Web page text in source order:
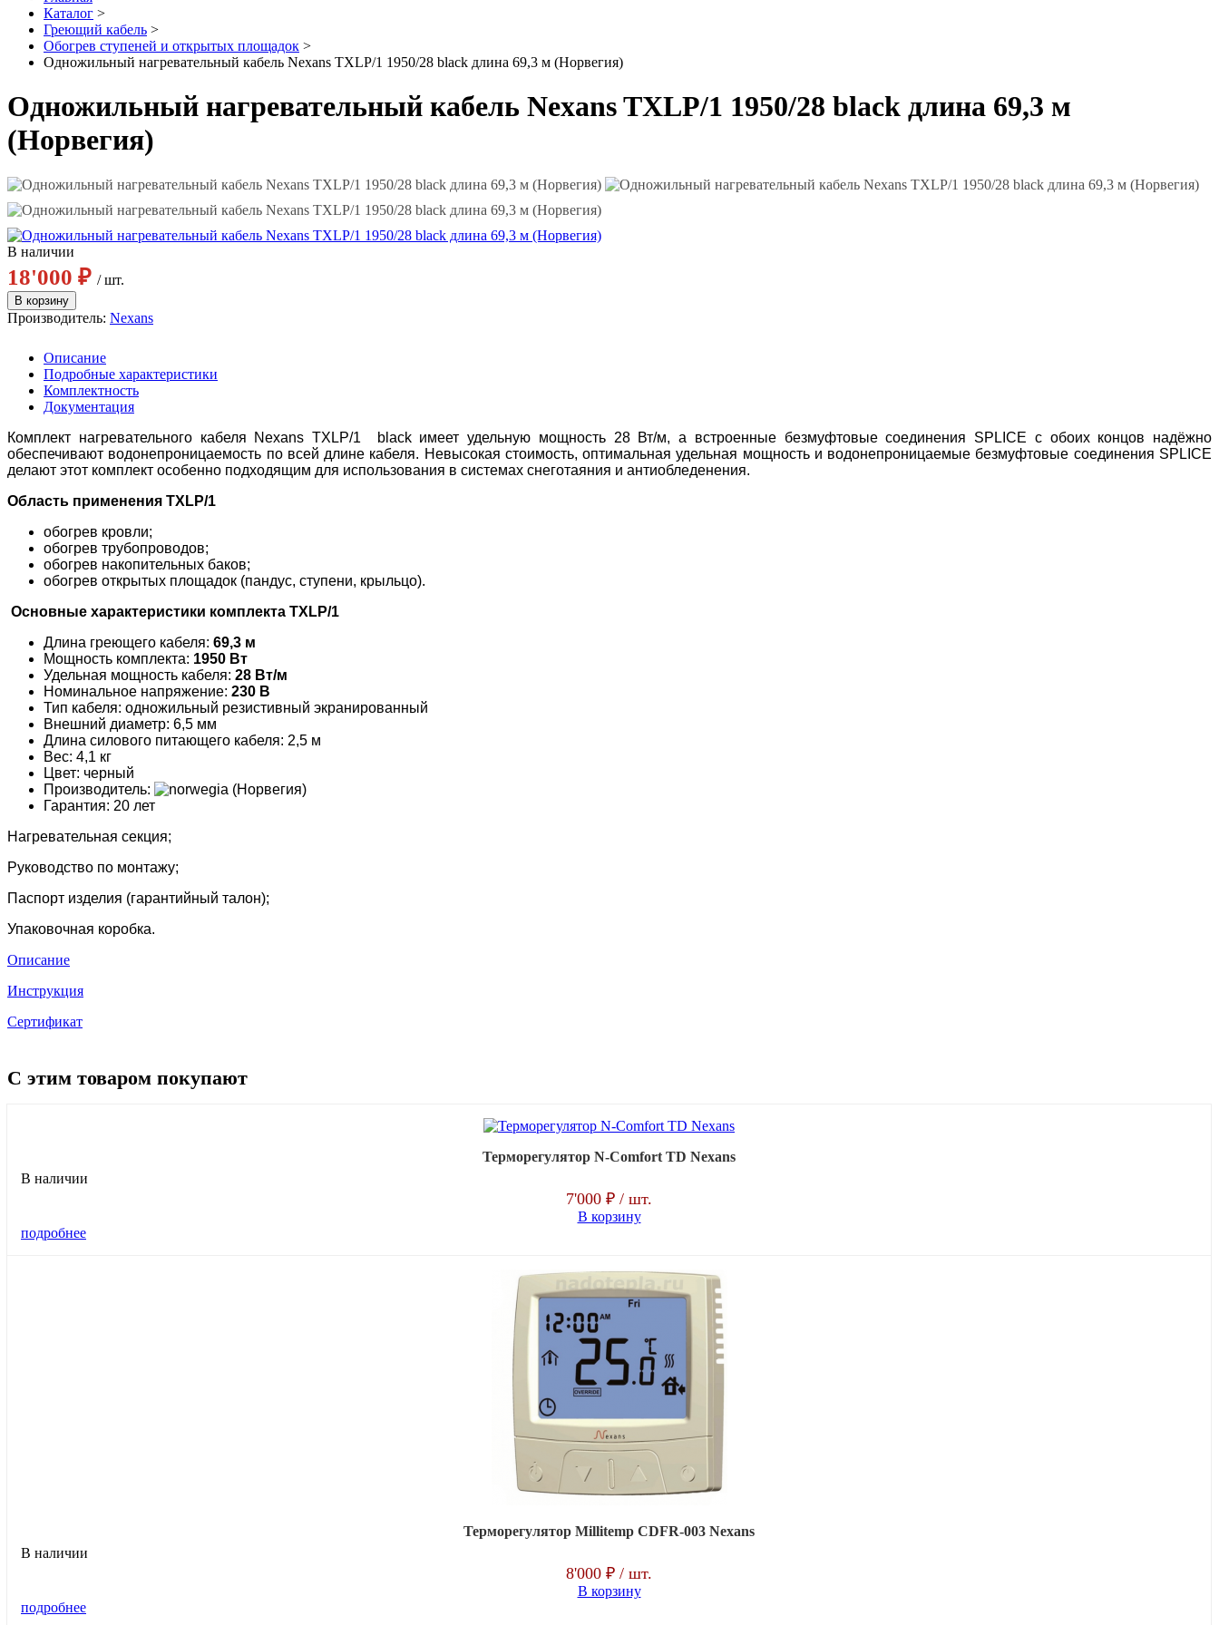
Каталог >
Греющий кабель >
Обогрев ступеней и открытых площадок >
Одножильный нагревательный кабель Nexans TXLP/1 1950/28 black длина 69,3 м (Норвегия)
Одножильный нагревательный кабель Nexans TXLP/1 1950/28 black длина 69,3 м
(Норвегия)
В наличии
18'000 ₽ / шт.
Производитель: Nexans
Описание
Подробные характеристики
Комплектность
Документация
Комплект нагревательного кабеля Nexans TXLP/1 black имеет удельную мощность 28 Вт/м, а встроенные безмуфтовые соединения SPLICE с обоих концов надёжно
обеспечивают водонепроницаемость по всей длине кабеля. Невысокая стоимость, оптимальная удельная мощность и водонепроницаемые безмуфтовые соединения SPLICE
делают этот комплект особенно подходящим для использования в системах снеготаяния и антиобледенения.
Область применения TXLP/1
обогрев кровли;
обогрев трубопроводов;
обогрев накопительных баков;
обогрев открытых площадок (пандус, ступени, крыльцо).
Основные характеристики комплекта TXLP/1
Длина греющего кабеля: 69,3 м
Мощность комплекта: 1950 Вт
Удельная мощность кабеля: 28 Вт/м
Номинальное напряжение: 230 В
Тип кабеля: одножильный резистивный экранированный
Внешний диаметр: 6,5 мм
Длина силового питающего кабеля: 2,5 м
Вес: 4,1 кг
Цвет: черный
Производитель:
(Норвегия)
Гарантия: 20 лет
Нагревательная секция;
Руководство по монтажу;
Паспорт изделия (гарантийный талон);
Упаковочная коробка.
Описание
Инструкция
Сертификат
С этим товаром покупают
Терморегулятор N-Comfort TD Nexans
В наличии
7'000 ₽ / шт.
В корзину
подробнее
Терморегулятор Millitemp CDFR-003 Nexans
В наличии
8'000 ₽ / шт.
В корзину
подробнее